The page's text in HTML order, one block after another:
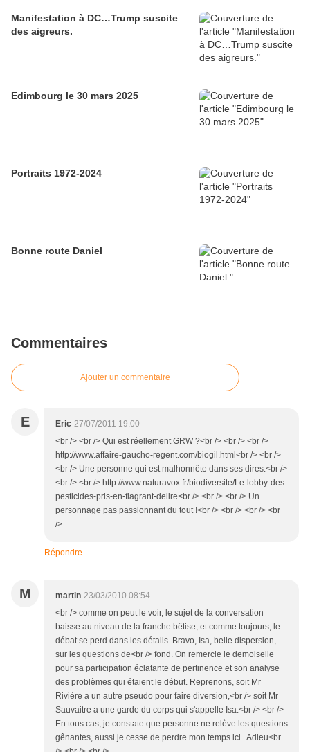
Manifestation à DC…Trump suscite
des aigreurs.
Edimbourg le 30 mars 2025
Portraits 1972-2024
Bonne route Daniel
Commentaires
Ajouter un commentaire
E Eric 27/07/2011 19:00
<br /> <br /> Qui est réellement GRW ?<br /> <br /> <br />
http://www.affaire-gaucho-regent.com/biogil.html<br /> <br />
<br /> Une personne qui est malhonnête dans ses dires:<br />
<br /> <br /> http://www.naturavox.fr/biodiversite/Le-lobby-des-
pesticides-pris-en-flagrant-delire<br /> <br /> <br /> Un
personnage pas passionnant du tout !<br /> <br /> <br /> <br
/>
Répondre
M martin 23/03/2010 08:54
<br /> comme on peut le voir, le sujet de la conversation
baisse au niveau de la franche bêtise, et comme toujours, le
débat se perd dans les détails. Bravo, Isa, belle dispersion,
sur les questions de<br /> fond. On remercie le demoiselle
pour sa participation éclatante de pertinence et son analyse
des problèmes qui étaient le début. Reprenons, soit Mr
Rivière a un autre pseudo pour faire diversion,<br /> soit Mr
Sauvaitre a une garde du corps qui s'appelle Isa.<br /> <br />
En tous cas, je constate que personne ne relève les questions
gênantes, aussi je cesse de perdre mon temps ici. Adieu<br